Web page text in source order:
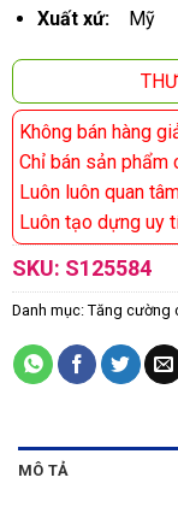
Xuất xứ:Mỹ
Không bán hàng
Chỉ bán sản phẩm
Luôn luôn quan
Luôn tạo dựng uy
SKU: S125584
Danh mục: Tăng cường
MÔ TẢ